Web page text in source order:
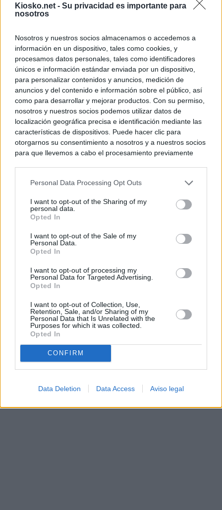
Kiosko.net - Su privacidad es importante para
nosotros
Nosotros y nuestros socios almacenamos o accedemos a
información en un dispositivo, tales como cookies, y
procesamos datos personales, tales como identificadores
únicos e información estándar enviada por un dispositivo,
para personalizar contenidos y anuncios, medición de
anuncios y del contenido e información sobre el público, así
como para desarrollar y mejorar productos. Con su permiso,
nosotros y nuestros socios podemos utilizar datos de
localización geográfica precisa e identificación mediante las
características de dispositivos. Puede hacer clic para
otorgarnos su consentimiento a nosotros y a nuestros socios
para que llevemos a cabo el procesamiento previamente
negar su consentimiento. Tenga en cuenta que algún
de su consentimiento, pero usted tiene el derecho de
rechazar tal procesamiento. Sus preferencias se aplicarán
cualquier momento entrando de nuevo en este sitio web o
visitando nuestra política de privacidad.
Personal Data Processing Opt Outs
I want to opt-out of the Sharing of my
personal data.
Opted In
I want to opt-out of the Sale of my
Personal Data.
Opted In
I want to opt-out of processing my
Personal Data for Targeted Advertising.
Opted In
I want to opt-out of Collection, Use,
Retention, Sale, and/or Sharing of my
Personal Data that Is Unrelated with the
Purposes for which it was collected.
Opted In
CONFIRM
Data Deletion Data Access Aviso legal